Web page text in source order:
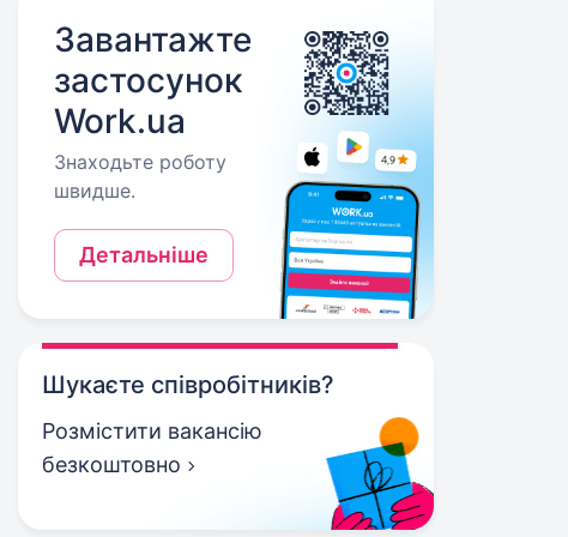
Завантажте
застосунок
Work.ua
Знаходьте роботу
швидше.
Детальніше
Шукаєте співробітників?
Розмістити вакансію
безкоштовно